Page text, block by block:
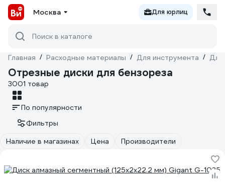
Москва Для юрлиц
Поиск в каталоге
Главная / Расходные материалы / Для инструмента / Для
Отрезные диски для бензореза
3001 товар
По популярности
Фильтры
Наличие в магазинах
Цена Производители